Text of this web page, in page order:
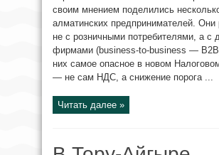
своим мнением поделились
алматинских предпринимателей. Они
не с розничными потребителями, а с
фирмами (business-to-business —
них самое опасное в новом
— не сам НДС, а снижение порога ...
Читать далее »